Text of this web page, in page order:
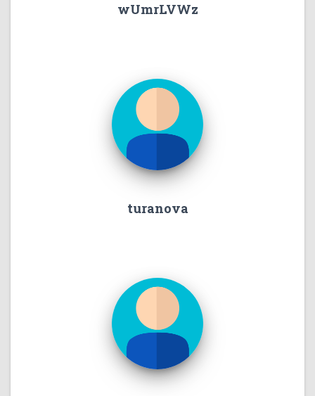
wUmrLVWz
turanova